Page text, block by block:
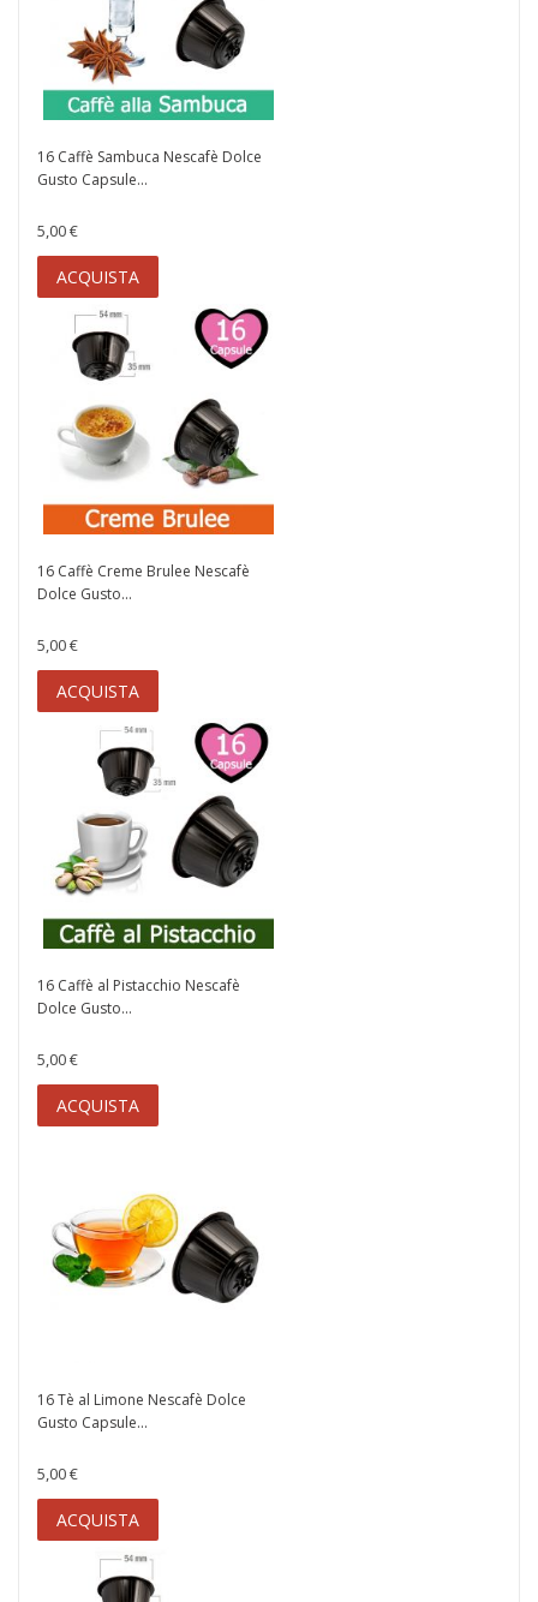
16 Caffè Sambuca Nescafè Dolce
Gusto Capsule...
5,00 €
ACQUISTA
16 Caffè Creme Brulee Nescafè
Dolce Gusto...
5,00 €
ACQUISTA
16 Caffè al Pistacchio Nescafè
Dolce Gusto...
5,00 €
ACQUISTA
16 Tè al Limone Nescafè Dolce
Gusto Capsule...
5,00 €
ACQUISTA